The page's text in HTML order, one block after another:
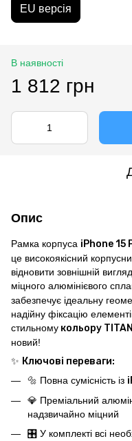
EU версія
В наявності
1 812 грн
Опис
Рамка корпуса iPhone 15
це високоякісний
відновити зовнішній
міцного алюмінієвого
забезпечує ідеальну
надійну фіксацію
стильному кольору
новий!
✨ Ключові переваги:
🔩 Повна сумісність із
💎 Преміальний
надзвичайно міцний
🎛️ У комплекті всі